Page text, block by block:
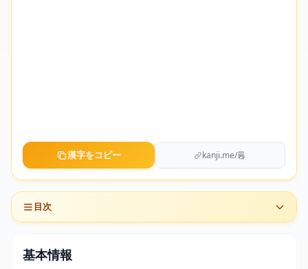
漢字をコピー kanji.me/㒽
目次
基本情報